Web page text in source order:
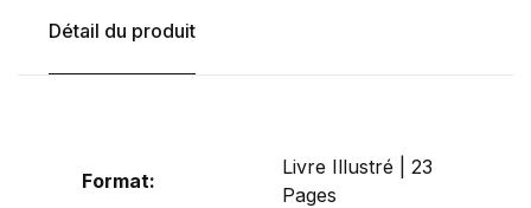
Détail du produit
Format:
Livre Illustré | 23
Pages